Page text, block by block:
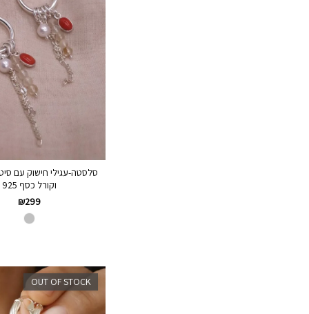
סלסטה-עגילי חישוק עם
וקורל כסף 925
₪299
OUT OF STOCK